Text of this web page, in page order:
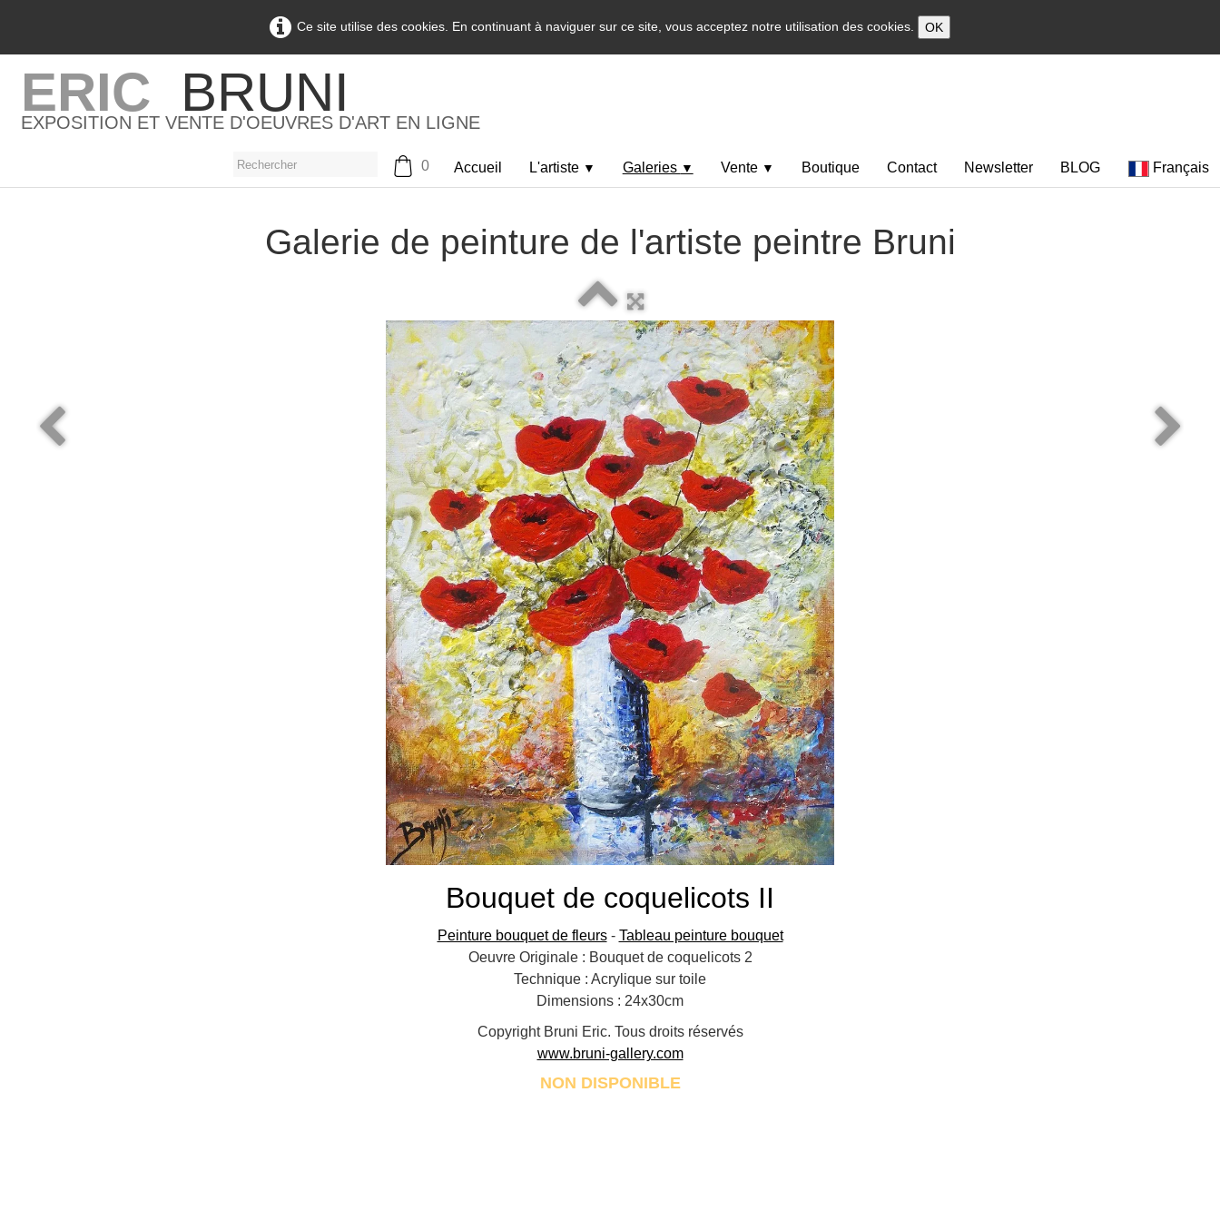
Ce site utilise des cookies. En continuant à naviguer sur ce site, vous acceptez notre utilisation des cookies. OK
ERIC BRUNI
EXPOSITION ET VENTE D'OEUVRES D'ART EN LIGNE
0 Accueil L'artiste ▼ Galeries ▼ Vente ▼ Boutique Contact Newsletter BLOG Français
Galerie de peinture de l'artiste peintre Bruni
Bouquet de coquelicots II
Peinture bouquet de fleurs- Tableau peinture bouquet
Oeuvre Originale : Bouquet de coquelicots 2
Technique : Acrylique sur toile
Dimensions : 24x30cm
Copyright Bruni Eric. Tous droits réservés
www.bruni-gallery.com
NON DISPONIBLE